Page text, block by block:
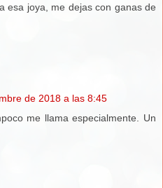
esa joya, me dejas con ganas de
de 2018 a las 8:45
me llama especialmente. Un